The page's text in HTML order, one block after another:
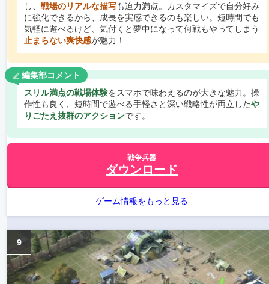
し、 戦場のリアルな描写も迫力満点。カスタマイズで自分好み
に強化できるから、成長を実感できるのも楽しい。短時間でも
気軽に遊べるけど、気付くと夢中になって何戦もやってしまう
止まらない爽快感が魅力！
編集部コメント
スリル満点の戦場体験をスマホで味わえるのが大きな魅力。操
作性も良く、短時間で遊べる手軽さと深い戦略性が両立したや
りごたえ抜群のアクションです。
戦争兵器
ダウンロード
ゲーム情報をもっと見る
9